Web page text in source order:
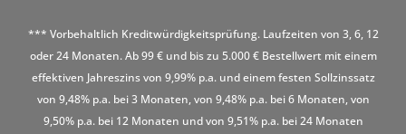
*** Vorbehaltlich Kreditwürdigkeitsprüfung. Laufzeiten von 3, 6, 12
oder 24 Monaten. Ab 99 € und bis zu 5.000 € Bestellwert mit einem
effektiven Jahreszins von 9,99% p.a. und einem festen Sollzinssatz
von 9,48% p.a. bei 3 Monaten, von 9,48% p.a. bei 6 Monaten, von
9,50% p.a. bei 12 Monaten und von 9,51% p.a. bei 24 Monaten